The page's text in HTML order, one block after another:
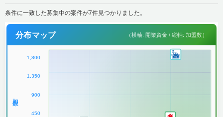
条件に一致した募集中の案件が7件見つかりました。
分布マップ （横軸: 開業資金 / 縦軸: 加盟数）
1,800
1,350
900
450